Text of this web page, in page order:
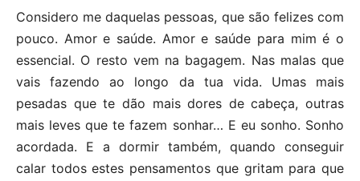
Considero me daquelas pessoas, que são felizes com
pouco. Amor e saúde. Amor e saúde para mim é o
essencial. O resto vem na bagagem. Nas malas que
vais fazendo ao longo da tua vida. Umas mais
pesadas que te dão mais dores de cabeça, outras
mais leves que te fazem sonhar… E eu sonho. Sonho
acordada. E a dormir também, quando conseguir
calar todos estes pensamentos que gritam para que